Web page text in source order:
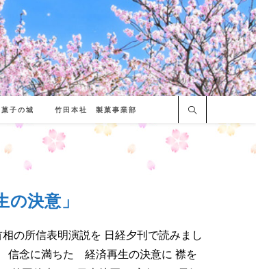
子の城 竹田本社 製菓事業部
の決意」
の所信表明演説を 日経夕刊で読みまし
に満ちた 経済再生の決意に 襟を